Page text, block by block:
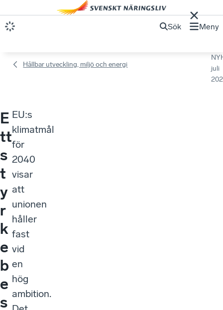
Sök Meny
Hållbar utveckling, miljö och energi
juli
E
tt
s
t
y
r
k
e
b
e
s
EU:s
klimatmål
för
2040
visar
att
unionen
håller
fast
vid
en
hög
ambition.